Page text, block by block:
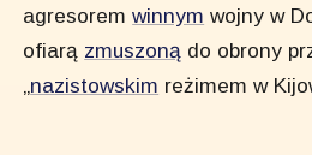
agresoremwinnym wojny w
ofiarą zmuszoną do obrony
„nazistowskim reżimem w